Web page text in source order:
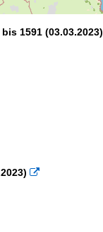
1591 (03.03.2023)
